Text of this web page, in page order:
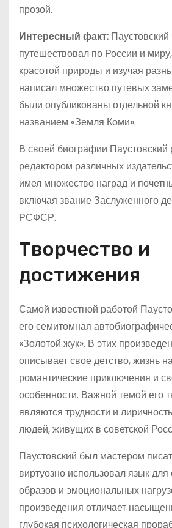
прозой.
Интересный факт: Паустовский
путешествовал по России и
красотой природы и изучая
написал множество путевых
были опубликованы отдельной
названием «Земля Коми».
В своей биографии Паустовский
редактором различных
имел множество наград и
включая звание Заслуженного
РСФСР.
Творчество и
достижения
Самой известной работой
его семитомная
«Золотой жук». В этих
описывает свое детство, жизнь
романтические приключения и
особенности. Важной темой его
являются трудности и
людей, живущих в советской
Паустовский был мастером
виртуозно использовал язык
образов и эмоциональных
произведения отличает
глубокая психологическая